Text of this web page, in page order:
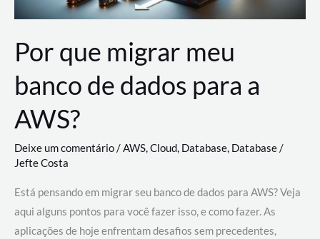
Por que migrar meu
banco de dados para a
AWS?
Deixe um comentário/AWS,Cloud, Database, Database/
Jefte Costa
Está pensando em migrar seu banco de dados para AWS? Veja
aqui alguns pontos para você fazer isso, e como fazer. As
aplicações de hoje enfrentam desafios sem precedentes,